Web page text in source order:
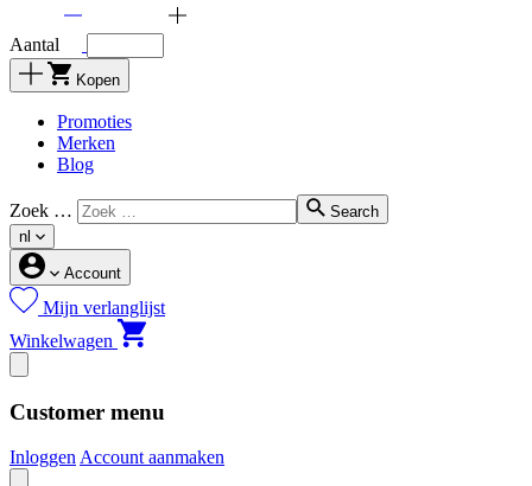
Aantal
Kopen
Promoties
Merken
Blog
Zoek …
Search
nl
Account
Mijn verlanglijst
Winkelwagen
Customer menu
InloggenAccount aanmaken